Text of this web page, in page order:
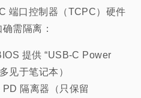
口控制器（TCPC）硬件
需隔离：
提供 “USB-C Power
见于笔记本）
PD 隔离器（只保留